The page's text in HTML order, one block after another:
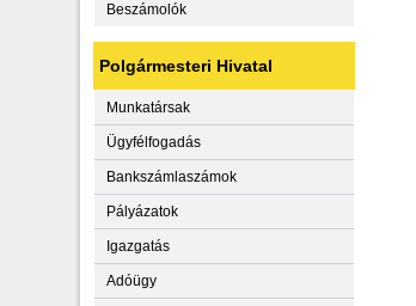
Beszámolók
Polgármesteri Hivatal
Munkatársak
Ügyfélfogadás
Bankszámlaszámok
Pályázatok
Igazgatás
Adóügy